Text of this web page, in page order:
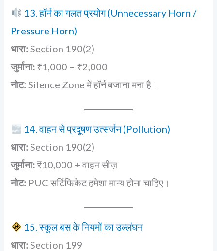
13. हॉर्न का गलत प्रयोग (Unnecessary Horn /
Pressure Horn)
धारा:Section 190(2)
जुर्माना: ₹1,000 – ₹2,000
नोट:Silence Zone में हॉर्न बजाना मना है।
14. वाहन से प्रदूषण उत्सर्जन (Pollution)
धारा:Section 190(2)
जुर्माना:₹10,000 + वाहन सीज़
नोट: PUC सर्टिफिकेट हमेशा मान्य होना चाहिए।
15. स्कूल बस के नियमों का उल्लंघन
धारा:Section 199